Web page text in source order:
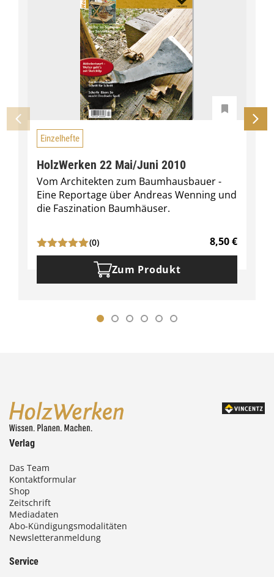
Einzelhefte
HolzWerken 22 Mai/Juni 2010
Vom Architekten zum Baumhausbauer -
Eine Reportage über Andreas Wenning und
die Faszination Baumhäuser.
(0) 8,50€
Zum Produkt
Verlag
Das Team
Kontaktformular
Shop
Zeitschrift
Mediadaten
Abo-Kündigungsmodalitäten
Newsletteranmeldung
Service